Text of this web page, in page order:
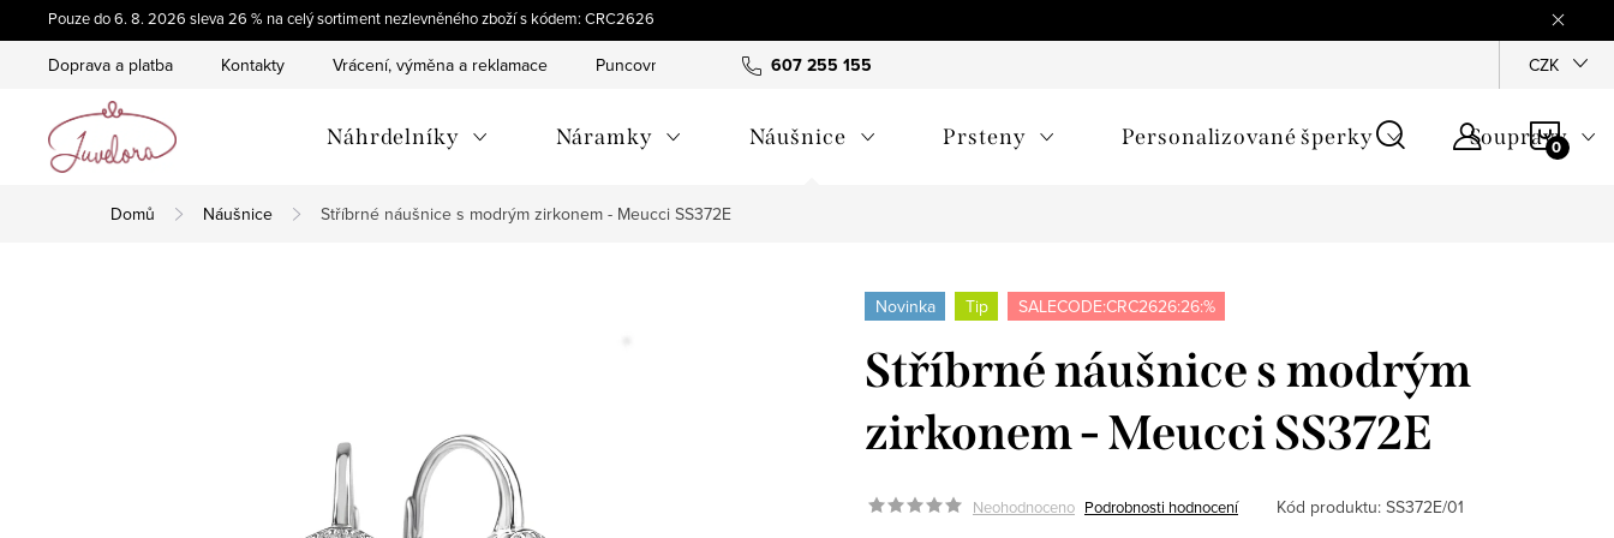
na
Pouze do 6. 8. 2026 sleva 26 % na celý sortiment nezlevněného zboží s kódem: CRC2626
607 255 155
Doprava a platba Kontakty Vrácení, výměna a reklamace Puncovní značky Hodnocení obchodu Jak
CZK
Náhrdelníky Náramky Náušnice Prsteny Personalizované šperky Soupravy
Domů Náušnice Stříbrné náušnice s modrým zirkonem - Meucci SS372E
Novinka Tip SALECODE:CRC2626:26:%
Stříbrné náušnice s modrým
zirkonem - Meucci SS372E
Neohodnoceno Podrobnosti hodnocení Kód produktu: SS372E/01